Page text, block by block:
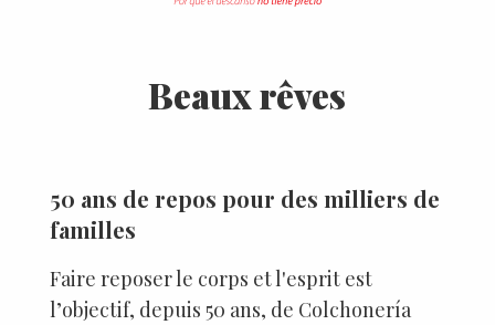
Beaux rêves
50 ans de repos pour des milliers de
familles
Faire reposer le corps et l'esprit est
l’objectif, depuis 50 ans, de Colchonería